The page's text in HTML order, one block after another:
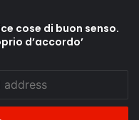
cose di buon senso.
d’accordo’